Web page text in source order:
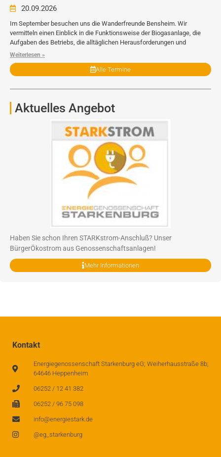
20.09.2026
Im September besuchen uns die Wanderfreunde Bensheim. Wir
vermitteln einen Einblick in die Funktionsweise der Biogasanlage, die
Aufgaben des Betriebs, die alltäglichen Herausforderungen und
Weiterlesen »
Alle Termine
Aktuelles Angebot
Haben Sie schon Ihren STARKstrom-Anschluß? Unser
BürgerÖkostrom aus Genossenschaftsanlagen!
Mehr Informationen
Kontakt
Energiegenossenschaft Starkenburg eG; Weiherhausstraße 8b;
64646 Heppenheim
06252 / 12 41 382
06252 / 96 75 098
info@energiestark.de
@eg_starkenburg